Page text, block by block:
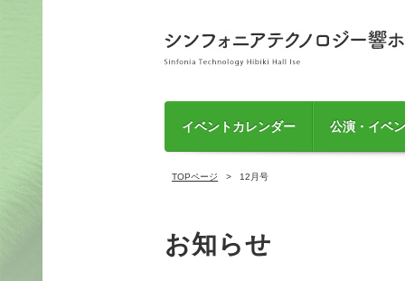
イベントカレンダー 公演・イベ
TOPページ 12月号
お知らせ